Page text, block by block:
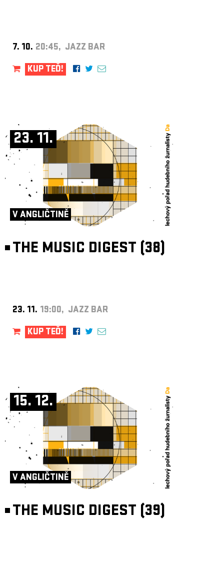
7. 10. 20:45, JAZZ BAR
KUP TEĎ!
23. 11.
V ANGLIČTINĚ
THE MUSIC DIGEST (38)
23. 11. 19:00, JAZZ BAR
KUP TEĎ!
15. 12.
V ANGLIČTINĚ
THE MUSIC DIGEST (39)